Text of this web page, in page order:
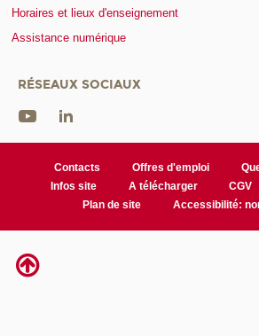
Horaires et lieux d'enseignement
Assistance numérique
RÉSEAUX SOCIAUX
Contacts Offres d'emploi
Infos site
A télécharger CGV
Plan de site
Accessibilité: